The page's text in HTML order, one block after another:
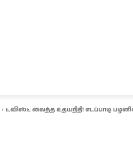
ட்விஸ்ட் வைத்த உதயநிதி! எடப்பாடி